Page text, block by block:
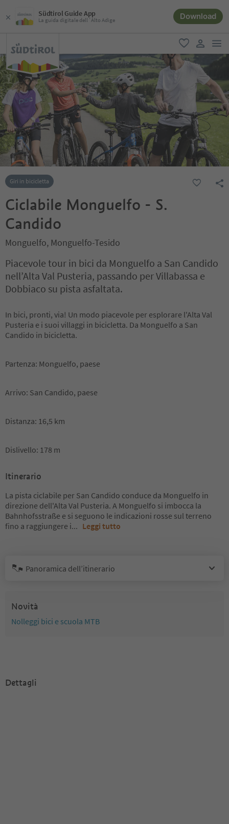
Südtirol Guide App
La guida digitale dell´Alto Adige Download
favoriti
user link
Giri in bicicletta
Ciclabile Monguelfo - S.
Candido
Monguelfo, Monguelfo-Tesido
Piacevole tour in bici da Monguelfo a San Candido
nell’Alta Val Pusteria, passando per Villabassa e
Dobbiaco su pista asfaltata.
In bici, pronti, via! Un modo piacevole per esplorare l'Alta Val
Pusteria e i suoi villaggi in bicicletta. Da Monguelfo a San
Candido in bicicletta.
Partenza: Monguelfo, paese
Arrivo: San Candido, paese
Distanza: 16,5 km
Dislivello: 178 m
Itinerario
La pista ciclabile per San Candido conduce da Monguelfo in
direzione dell'Alta Val Pusteria. A Monguelfo si imbocca la
Bahnhofsstraße e si seguono le indicazioni rosse sul terreno
fino a raggiungere i... Leggi tutto
Panoramica dell’itinerario
Novità
Nolleggi bici e scuola MTB
Dettagli